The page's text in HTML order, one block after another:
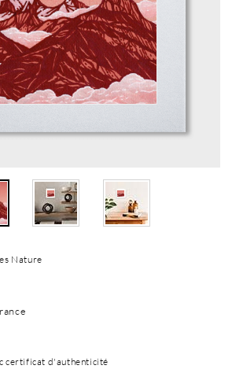
Nature
certificat d'authenticité